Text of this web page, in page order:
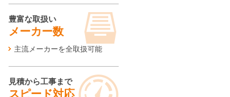
豊富な取扱い
メーカー数
主流メーカーを全取扱可能
見積から工事まで
スピード対応